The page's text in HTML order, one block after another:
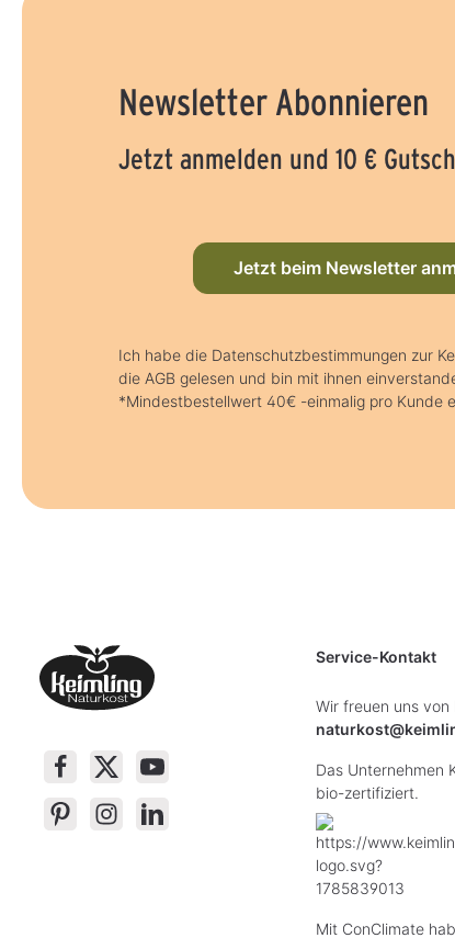
Newsletter Abonnieren
Jetzt anmelden und 10 €
Jetzt beim Newsletter
Ich habe die Datenschutzbestimmungen zur
die AGB gelesen und bin mit ihnen
*Mindestbestellwert 40€ -einmalig pro Kunde
Service-Kontakt
Wir freuen uns von
Das Unternehmen
bio-zertifiziert.
Mit ConClimate